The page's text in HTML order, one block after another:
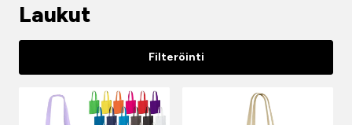
Laukut
Filteröinti